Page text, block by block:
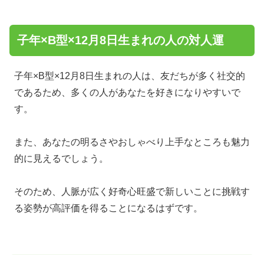
子年×B型×12月8日生まれの人の対人運
子年×B型×12月8日生まれの人は、友だちが多く社交的
であるため、多くの人があなたを好きになりやすいで
す。
また、あなたの明るさやおしゃべり上手なところも魅力
的に見えるでしょう。
そのため、人脈が広く好奇心旺盛で新しいことに挑戦す
る姿勢が高評価を得ることになるはずです。